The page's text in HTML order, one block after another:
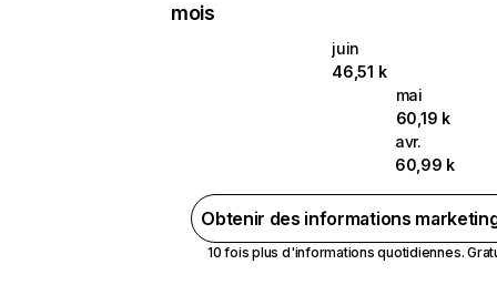
mois
juin
46,51 k
mai
60,19 k
avr.
60,99 k
Obtenir des informations
10 fois plus d'informations quotidiennes.